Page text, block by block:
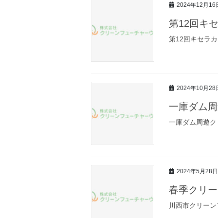
2024年12月16
第12回キ
第12回キセラ
2024年10月28
一庫ダム
一庫ダム周遊
2024年5月28日
春季クリ
川西市クリー